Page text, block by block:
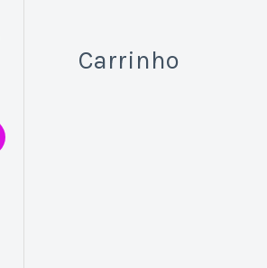
Carrinho